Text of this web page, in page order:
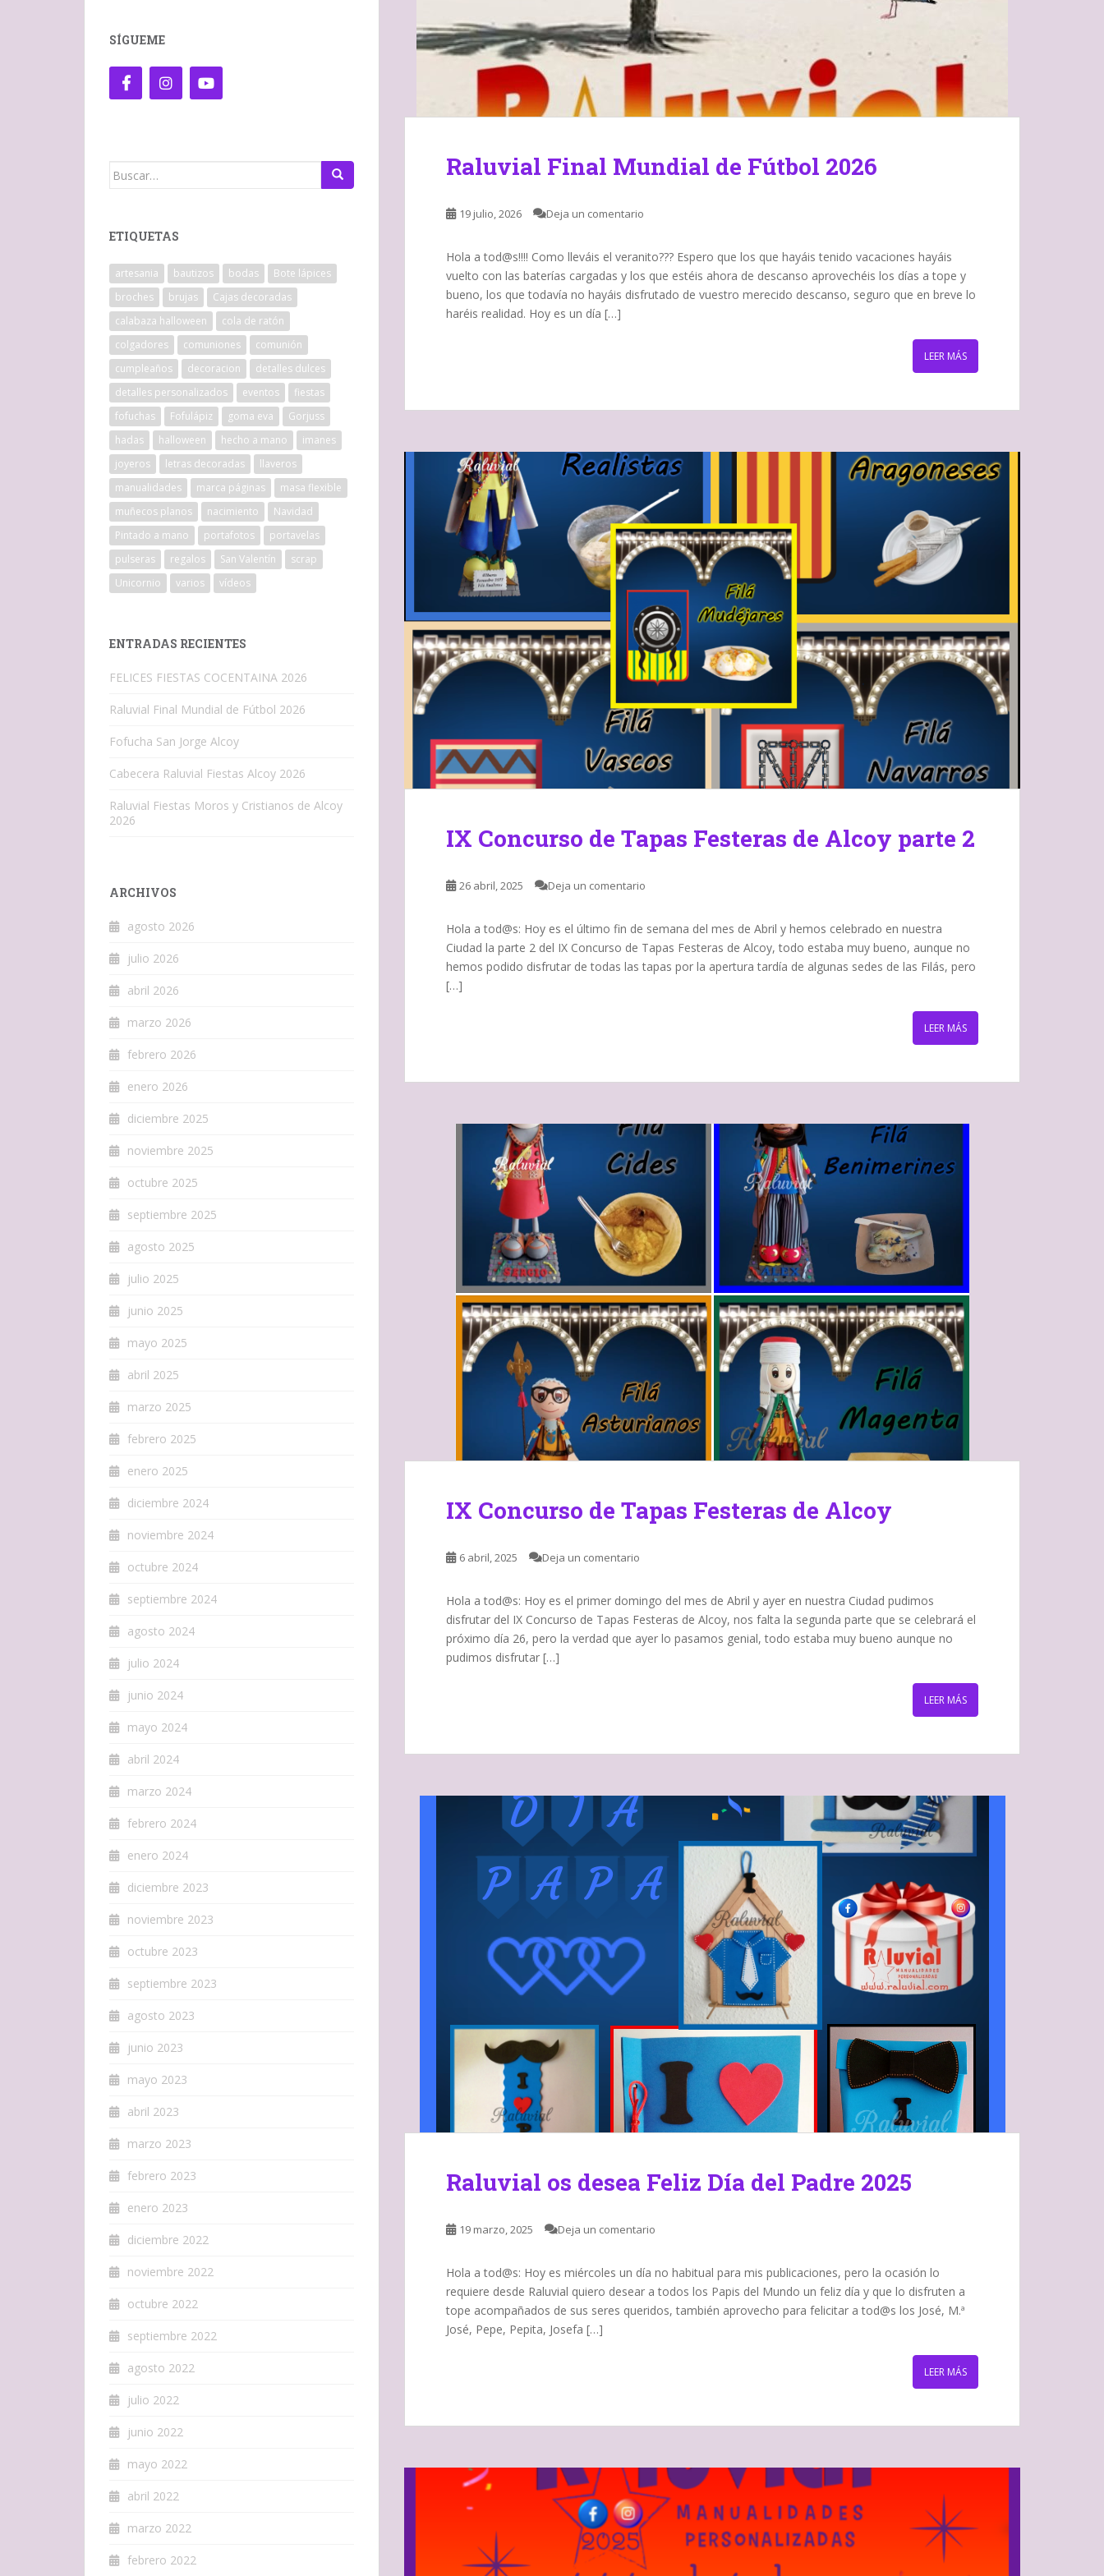
Raluvial Final Mundial de Fútbol 2026
19 julio, 2026 Deja un comentario
Hola a tod@s!!!! Como lleváis el veranito??? Espero que los que hayáis tenido vacaciones hayáis
vuelto con las baterías cargadas y los que estéis ahora de descanso aprovechéis los días a tope y
bueno, los que todavía no hayáis disfrutado de vuestro merecido descanso, seguro que en breve lo
haréis realidad. Hoy es un día […]
LEER MÁS
IX Concurso de Tapas Festeras de Alcoy parte 2
26 abril, 2025 Deja un comentario
Hola a tod@s: Hoy es el último fin de semana del mes de Abril y hemos celebrado en nuestra
Ciudad la parte 2 del IX Concurso de Tapas Festeras de Alcoy, todo estaba muy bueno, aunque no
hemos podido disfrutar de todas las tapas por la apertura tardía de algunas sedes de las Filás, pero
[…]
LEER MÁS
IX Concurso de Tapas Festeras de Alcoy
6 abril, 2025 Deja un comentario
Hola a tod@s: Hoy es el primer domingo del mes de Abril y ayer en nuestra Ciudad pudimos
disfrutar del IX Concurso de Tapas Festeras de Alcoy, nos falta la segunda parte que se celebrará el
próximo día 26, pero la verdad que ayer lo pasamos genial, todo estaba muy bueno aunque no
pudimos disfrutar […]
LEER MÁS
Raluvial os desea Feliz Día del Padre 2025
19 marzo, 2025 Deja un comentario
Hola a tod@s: Hoy es miércoles un día no habitual para mis publicaciones, pero la ocasión lo
requiere desde Raluvial quiero desear a todos los Papis del Mundo un feliz día y que lo disfruten a
tope acompañados de sus seres queridos, también aprovecho para felicitar a tod@s los José, M.ª
José, Pepe, Pepita, Josefa […]
LEER MÁS
SÍGUEME
Buscar:
ETIQUETAS
artesania bautizos bodas
Bote lápices
broches
brujas
Cajas decoradas
calabaza halloween
cola de ratón
colgadores
comuniones
comunión
cumpleaños
decoracion
detalles dulces
detalles personalizados
eventos
fiestas
fofuchas
Fofulápiz goma eva
Gorjuss
hadas
halloween hecho a mano
imanes
joyeros
letras decoradas
llaveros
manualidades
marca páginas
masa flexible
muñecos planos
nacimiento
Navidad
Pintado a mano
portafotos
portavelas
pulseras
regalos San Valentín
scrap
Unicornio
varios vídeos
ENTRADAS RECIENTES
FELICES FIESTAS COCENTAINA 2026
Raluvial Final Mundial de Fútbol 2026
Fofucha San Jorge Alcoy
Cabecera Raluvial Fiestas Alcoy 2026
Raluvial Fiestas Moros y Cristianos de Alcoy
2026
ARCHIVOS
agosto 2026
julio 2026
abril 2026
marzo 2026
febrero 2026
enero 2026
diciembre 2025
noviembre 2025
octubre 2025
septiembre 2025
agosto 2025
julio 2025
junio 2025
mayo 2025
abril 2025
marzo 2025
febrero 2025
enero 2025
diciembre 2024
noviembre 2024
octubre 2024
septiembre 2024
agosto 2024
julio 2024
junio 2024
mayo 2024
abril 2024
marzo 2024
febrero 2024
enero 2024
diciembre 2023
noviembre 2023
octubre 2023
septiembre 2023
agosto 2023
junio 2023
mayo 2023
abril 2023
marzo 2023
febrero 2023
enero 2023
diciembre 2022
noviembre 2022
octubre 2022
septiembre 2022
agosto 2022
julio 2022
junio 2022
mayo 2022
abril 2022
marzo 2022
febrero 2022